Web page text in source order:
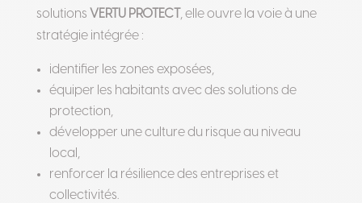
solutions VERTU PROTECT , elle ouvre la voie à une
stratégie intégrée :
identifier les zones exposées,
équiper les habitants avec des solutions de
protection,
développer une culture du risque au niveau
local,
renforcer la résilience des entreprises et
collectivités.